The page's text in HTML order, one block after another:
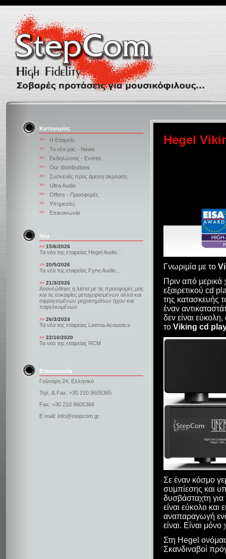
Κατηγορίες
>> Η Εταιρεία
>> Τα νέα μας - News
>> Εκδηλώσεις - Events
>> Our distributions
>> Συσκευές προς άμεση ακρόαση
>> Ultra Audio
>> Offers - Προσφορές
>> Υπηρεσίες
>> Επικοινωνία
Νέα
>> 15/6/2026
Τα νέα της εταιρείας Hegel Audio...
>> 20/5/2026
Τα νέα της εταιρείας Fyne Audio...
>> 21/3/2026
Ανανεώθηκε η λίστα με τις προσφορές μας
και τις ευκαιρίες μεταχειρισμένων αλλά και
σφραγισμένων μηχανημάτων ήχου και
παρελκομένων
>> 26/3/2024
Τα νέα της εταιρείας Leema Acoustics
>> 22/10/2020
Τα νέα της εταιρείας RCM
Επικοινωνία
Γούναρη 24, Ελληνικό
Τηλ. & Fax: +30 210 9605365
Fax: +30 210 9605366
E-mail: info@stepcom.gr
Hegel
Γνωριμία με το
Πριν από μερικά
εξαιρετικού cd
της κατασκευής
έναν
δεν είναι
το Viking cd
Σε έναν κόσμο
συμπίεσης και
δυσβάσταχτη για
είναι εύκολο
αναπαραγωγή
είναι. Είναι μόνο
Στη Hegel
Σκανδιναβοί